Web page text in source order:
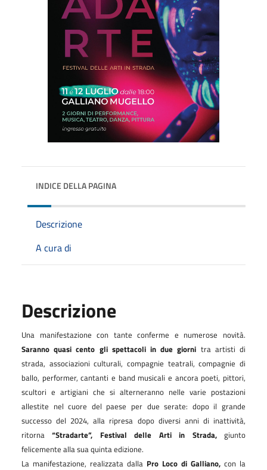
INDICE DELLA PAGINA
Descrizione
A cura di
Descrizione
Una manifestazione con tante conferme e numerose novità.
Saranno quasi cento gli spettacoli in due giorni tra artisti di
strada, associazioni culturali, compagnie teatrali, compagnie di
ballo, performer, cantanti e band musicali e ancora poeti, pittori,
scultori e artigiani che si alterneranno nelle varie postazioni
allestite nel cuore del paese per due serate: dopo il grande
successo del 2024, alla ripresa dopo diversi anni di inattività,
ritorna “Stradarte”, Festival delle Arti in Strada, giunto
felicemente alla sua quinta edizione.
La manifestazione, realizzata dalla Pro Loco di Galliano, con la